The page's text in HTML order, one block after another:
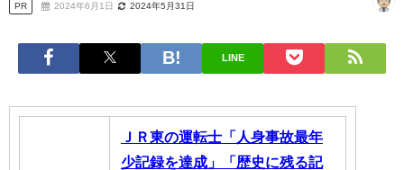
PR 2024年6月1日 2024年5月31日
LINE
ＪＲ東の運転士「人身事故最年
少記録を達成」「歴史に残る記